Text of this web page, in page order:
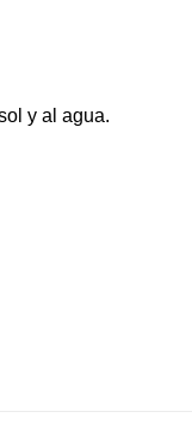
y al agua.